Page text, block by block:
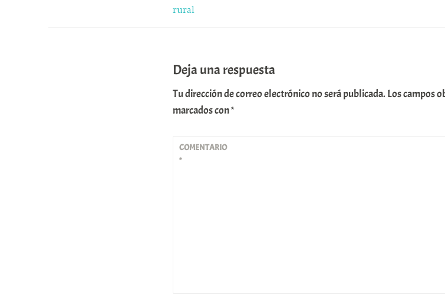
rural
Deja una respuesta
Tu dirección de correo electrónico no será publicada. Los campos
marcados con*
COMENTARIO
*